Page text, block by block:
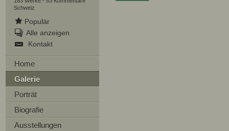
Schweiz
Populär
Alle anzeigen
Kontakt
Home
Galerie
Porträt
Biografie
Ausstellungen